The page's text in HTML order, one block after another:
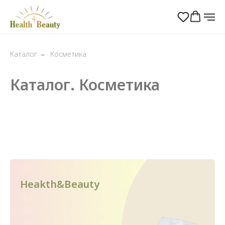
Каталог → Косметика
Каталог. Косметика
Heakth&Beauty